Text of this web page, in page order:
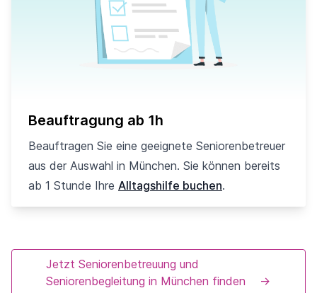
Beauftragung ab 1h
Beauftragen Sie eine geeignete Seniorenbetreuer
aus der Auswahl in München. Sie können bereits
ab 1 Stunde Ihre Alltagshilfe buchen.
Jetzt Seniorenbetreuung und
Seniorenbegleitung in München finden
→